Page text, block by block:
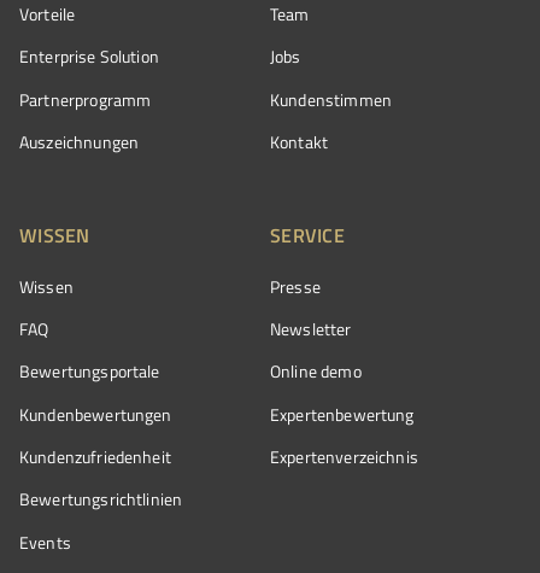
Vorteile
Enterprise Solution
Partnerprogramm
Auszeichnungen
Team
Jobs
Kundenstimmen
Kontakt
WISSEN
Wissen
FAQ
Bewertungsportale
Kundenbewertungen
Kundenzufriedenheit
Bewertungs­richtlinien
Events
SERVICE
Presse
Newsletter
Online demo
Expertenbewertung
Expertenverzeichnis